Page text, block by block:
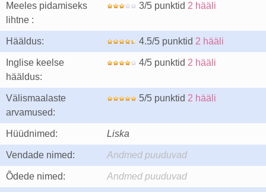
Meeles pidamiseks
lihtne :
3/5 punktid 2 hääli
Hääldus: 4.5/5 punktid 2 hääli
Inglise keelse
hääldus:
4/5 punktid 2 hääli
Välismaalaste
arvamused:
5/5 punktid 2 hääli
Hüüdnimed: Liska
Vendade nimed: Andmed puuduvad
Õdede nimed: Andmed puuduvad